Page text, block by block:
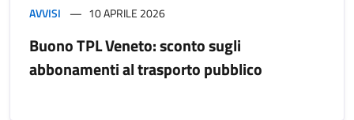
AVVISI 10 APRILE 2026
Buono TPL Veneto: sconto sugli
abbonamenti al trasporto pubblico